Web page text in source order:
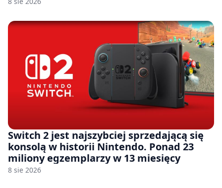
Switch 2 jest najszybciej sprzedającą się
konsolą w historii Nintendo. Ponad 23
miliony egzemplarzy w 13 miesięcy
8 sie 2026